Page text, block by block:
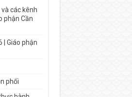
các kênh
phận Cần
| Giáo phận
phối